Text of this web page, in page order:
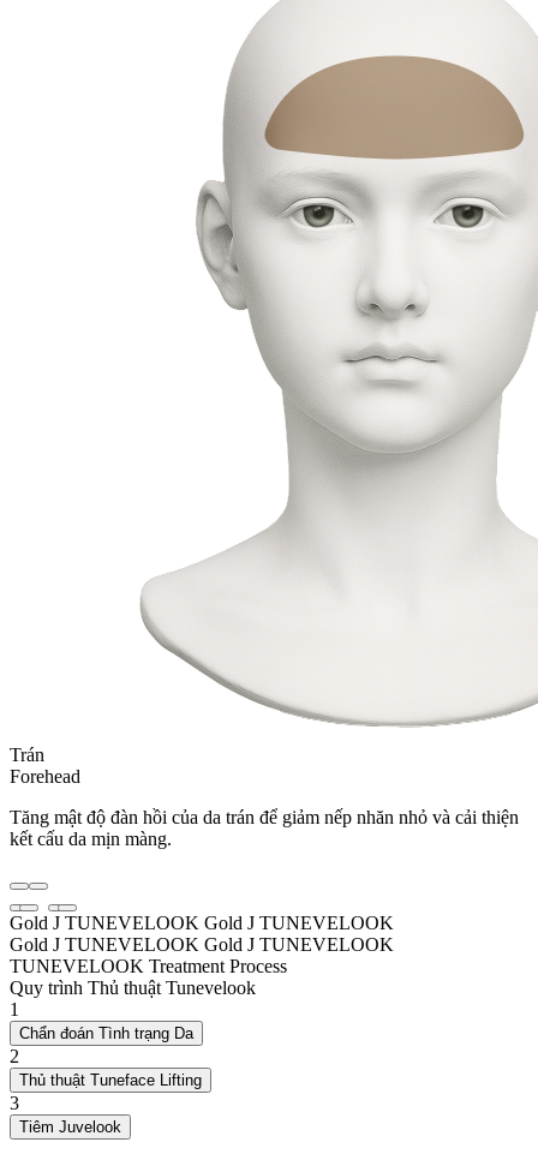
Trán
Forehead
Tăng mật độ đàn hồi của da trán để giảm nếp nhăn nhỏ và cải thiện
kết cấu da mịn màng.
Gold J TUNEVELOOK Gold J TUNEVELOOK
Gold J TUNEVELOOK Gold J TUNEVELOOK
TUNEVELOOK Treatment Process
Quy trình Thủ thuật Tunevelook
1
Chẩn đoán Tình trạng Da
2
Thủ thuật Tuneface Lifting
3
Tiêm Juvelook